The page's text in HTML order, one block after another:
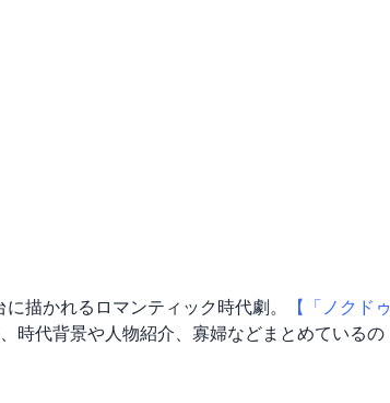
描かれるロマンティック時代劇。
【「ノクドゥ
時代背景や人物紹介、寡婦などまとめているの